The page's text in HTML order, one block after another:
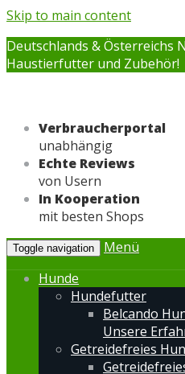
Skip to main content
Deutschlands & Österreichs
Haustierfutter und Zubehör!
Verbraucherportal
unabhängig
Echte Reviews
von Usern
In Kooperation
mit besten Shops
Toggle navigation
Menü
Hunde
Hundefutter
Belcando
Unsere
Getreidefreies